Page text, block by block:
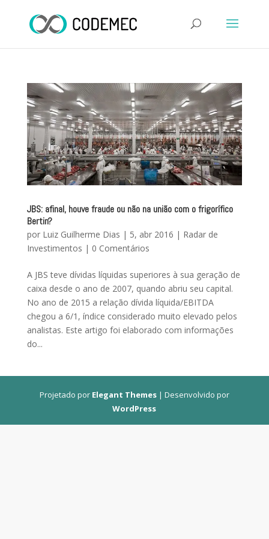
JBS: afinal, houve fraude ou não na união com o frigorífico
Bertin?
por Luiz Guilherme Dias | 5, abr 2016 | Radar de
Investimentos | 0 Comentários
A JBS teve dívidas líquidas superiores à sua geração de
caixa desde o ano de 2007, quando abriu seu capital.
No ano de 2015 a relação dívida líquida/EBITDA
chegou a 6/1, índice considerado muito elevado pelos
analistas. Este artigo foi elaborado com informações
do...
Projetado por Elegant Themes| Desenvolvido por
WordPress